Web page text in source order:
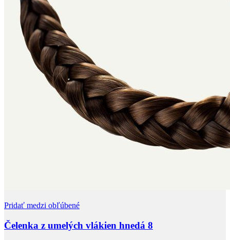
Pridať medzi obľúbené
Čelenka z umelých vlákien hnedá 8